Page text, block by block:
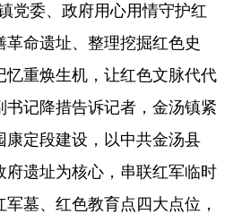
党委、政府用心用情守护红
命遗址、整理挖掘红色史
忆重焕生机，让红色文脉代代
书记降措告诉记者，金汤镇紧
康定段建设，以中共金汤县
府遗址为核心，串联红军临时
墓、红色教育点四大点位，